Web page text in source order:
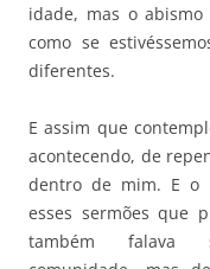
idade, mas o
como se
diferentes.
E assim que
acontecendo, de
dentro de mim. E o
esses sermões que
também falava